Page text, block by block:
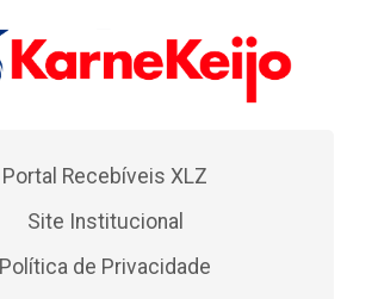
Portal Recebíveis XLZ
Site Institucional
Política de Privacidade